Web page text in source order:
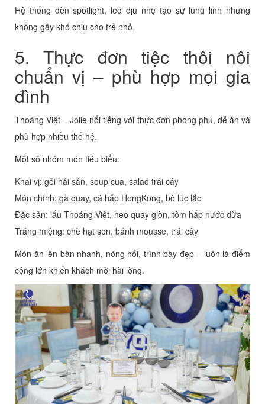
Hệ thống đèn spotlight, led dịu nhẹ tạo sự lung linh nhưng
không gây khó chịu cho trẻ nhỏ.
5. Thực đơn tiệc thôi nôi
chuẩn vị – phù hợp mọi gia
đình
Thoáng Việt – Jolie nổi tiếng với thực đơn phong phú, dễ ăn và
phù hợp nhiều thế hệ.
Một số nhóm món tiêu biểu:
Khai vị: gỏi hải sản, soup cua, salad trái cây
Món chính: gà quay, cá hấp HongKong, bò lúc lắc
Đặc sản: lẩu Thoáng Việt, heo quay giòn, tôm hấp nước dừa
Tráng miệng: chè hạt sen, bánh mousse, trái cây
Món ăn lên bàn nhanh, nóng hổi, trình bày đẹp – luôn là điểm
cộng lớn khiến khách mời hài lòng.